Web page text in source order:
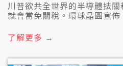
川普欲共全世界的半導體抾
就會當免關稅。環球晶圓宣
喙，'講台積電欲佇美國投資
欲回應。
了解更多 →